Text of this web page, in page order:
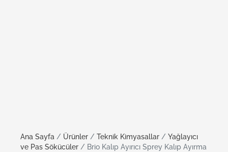
Ana Sayfa / Ürünler / Teknik Kimyasallar / Yağlayıcı
ve Pas Sökücüler / Brio Kalıp Ayırıcı Sprey Kalıp Ayırma